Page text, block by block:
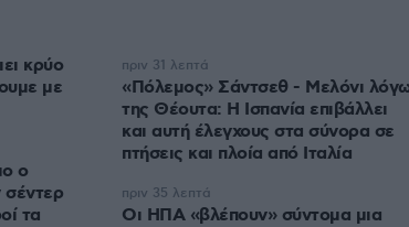
κρύο
με
ο
τα
«Πόλεμος» Σάντσεθ - Μελόνι
της Θέουτα: Η Ισπανία επιβάλλει
και αυτή έλεγχους στα σύνορα σε
πτήσεις και πλοία από Ιταλία
πριν 31 λεπτά
Οι ΗΠΑ «βλέπουν» σύντομα μια
πριν 35 λεπτά